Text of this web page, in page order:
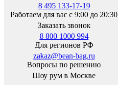
8 495 133-17-19
Работаем для вас с 9:00 до 20:30
Заказать звонок
8 800 1000 994
Для регионов РФ
zakaz@bean-bag.ru
Вопросы по решению
Шоу рум в Москве